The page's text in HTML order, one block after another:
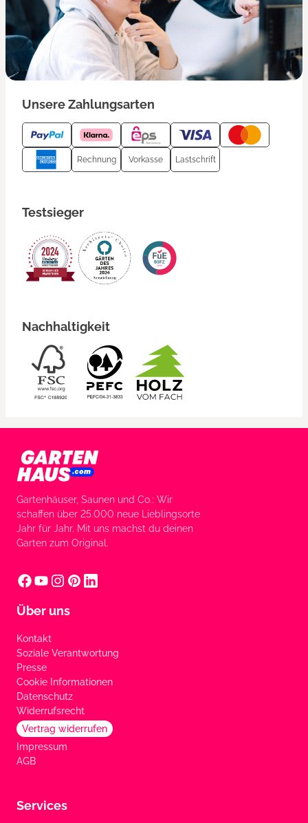
Unsere Zahlungsarten
Rechnung Vorkasse Lastschrift
Testsieger
Nachhaltigkeit
Gartenhäuser, Saunen und Co.: Wir
schaffen über 25.000 neue Lieblingsorte
Jahr für Jahr. Mit uns machst du deinen
Garten zum Original.
Über uns
Kontakt
Soziale Verantwortung
Presse
Cookie Informationen
Datenschutz
Widerrufsrecht
Vertrag widerrufen
Impressum
AGB
Services